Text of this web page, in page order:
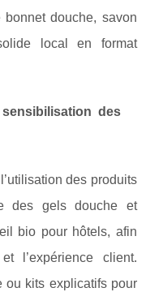
bonnet douche, savon
local en format
des
des produits
des gels douche et
bio pour hôtels, afin
l’expérience client.
ou kits explicatifs pour